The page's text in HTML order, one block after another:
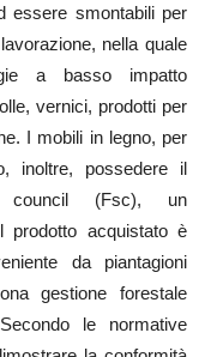
essere smontabili per
nella quale
a basso impatto
vernici, prodotti per
I mobili in legno, per
inoltre, possedere il
council (Fsc), un
prodotto acquistato è
da piantagioni
gestione forestale
le normative